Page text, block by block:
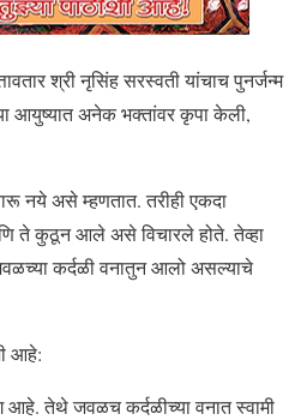
श्री नृसिंह सरस्वती यांचाच पुनर्जन्म
आयुष्यात अनेक भक्तांवर कृपा केली,
नये असे म्हणतात. तरीही एकदा
ते कुठून आले असे विचारले होते. तेव्हा
कर्दळी वनातुन आलो असल्याचे
आहे:
आहे. तेथे जवळच कर्दळीच्या वनात स्वामी